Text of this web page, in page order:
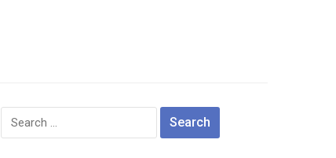
Search
for: